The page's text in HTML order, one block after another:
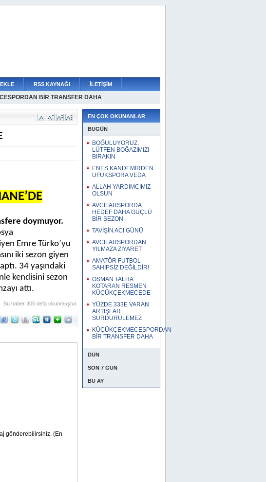
RSS KAYNAĞI İLETİŞİM
YENİDEN BEYOĞLU ÇUKURDA!
BİR TRANSFER DAHA
UFUKSPORA VEDA
RESMEN KÜÇÜKÇEKMECEDE
YURDUNDAN A TAKIM SEÇMESİ
OLSUN
ARTIŞLAR SÜRDÜRÜLEMEZ
LÜTFEN BOĞAZIMIZI BIRAKIN
HEDEF DAHA GÜÇLÜ BİR SEZON
SAHİPSİZ DEĞİLDİR!
YILMAZA ZİYARET
doymuyor.
Emre Türko’yu
iki sezon giyen
34 yaşındaki
kendisini sezon
attı.
Bu haber 305 defa okunmuştur.
EN ÇOK OKUNANLAR
BUGÜN
BOĞULUYORUZ,
LÜTFEN BOĞAZIMIZI
BIRAKIN
ENES KANDEMİRDEN
UFUKSPORA VEDA
ALLAH YARDIMCIMIZ
OLSUN
AVCILARSPORDA
HEDEF DAHA GÜÇLÜ
BİR SEZON
TAVİŞİN ACI GÜNÜ
AVCILARSPORDAN
YILMAZA ZİYARET
AMATÖR FUTBOL
SAHİPSİZ DEĞİLDİR!
OSMAN TALHA
KOTARAN RESMEN
KÜÇÜKÇEKMECEDE
YÜZDE 333E VARAN
ARTIŞLAR
SÜRDÜRÜLEMEZ
KÜÇÜKÇEKMECESPORDAN
BİR TRANSFER DAHA
DÜN
SON 7 GÜN
BU AY